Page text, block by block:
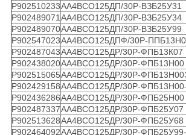
Р902510233АА4ВСО125ДП/30Р-ВЗБ25У31
Р902489071 АА4ВСО125ДП/30Р-ВЗБ25У34
Р902489070АА4ВСО125ДП/30Р-ВЗБ25У99
Р902547023АА4ВСО125ДПФ/30Р-
Р902487043АА4ВСО125ДР/30Р-ФПБ13К07
Р902438020АА4ВСО125ДР/30Р-ФПБ13Н00
Р902515065АА4ВСО125ДР/30Р-
Р902429158АА4ВСО125ДР/30Р-
Р902436286АА4ВСО125ДР/30Р-ФПБ25Н00
Р902487337АА4ВСО125ДР/30Р-ФПБ25У07
Р902513628АА4ВСО125ДР/30Р-ФПБ25У68
Р902464092АА4ВСО125ДР/30Р-